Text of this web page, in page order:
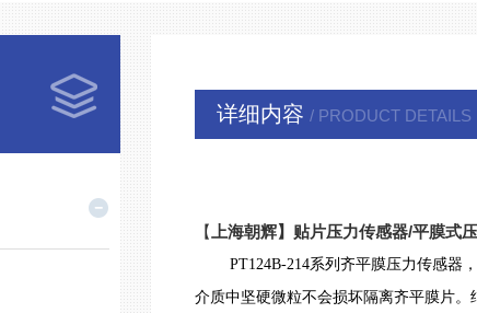
详细内容 / PRODUCT DETAILS
【 上海朝辉】贴片压力传感器/平膜式
PT124B-214系列齐平膜压力传感器
介质中坚硬微粒不会损坏隔离齐平膜片